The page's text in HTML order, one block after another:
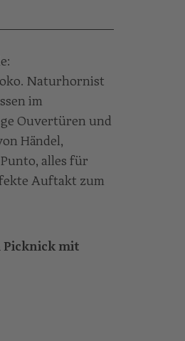
Naturhornist
im
Ouvertüren und
Händel,
alles für
Auftakt zum
Picknick mit